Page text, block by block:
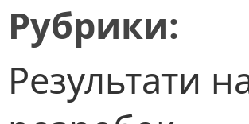
Рубрики:
Результати